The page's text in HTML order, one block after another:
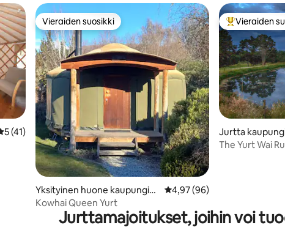
arvio 5/5, 41 arvostelua
5 (41)
Vieraiden suosikki
Vieraiden suosikki
Yksityinen huone kaupungiss
a Wānaka
Keskimääräinen arvio 4,97/
4,97 (96)
Kowhai Queen Yurt
Vieraiden
Vieraiden
Jurtta
ata West
The Yurt Wai
Jurttamajoitukset, joihin voi